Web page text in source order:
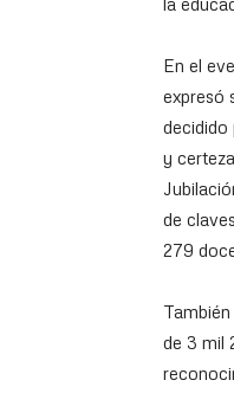
En el
expresó
decidido
y
de
279
de 3 mil